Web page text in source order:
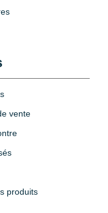
vente
produits